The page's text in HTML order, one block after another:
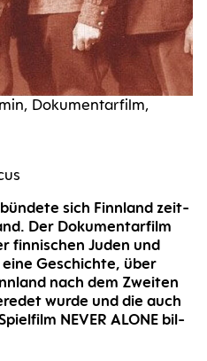
Doku­men­tar­film,
sich Finn­land zeit­
Der Doku­men­tar­film
fin­ni­schen Juden und
Geschich­te, über
nach dem Zwei­ten
wur­de und die auch
NEVER ALO­NE bil­